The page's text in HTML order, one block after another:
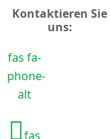
Kontaktieren Sie
uns:
fas fa-
phone-
alt
fas